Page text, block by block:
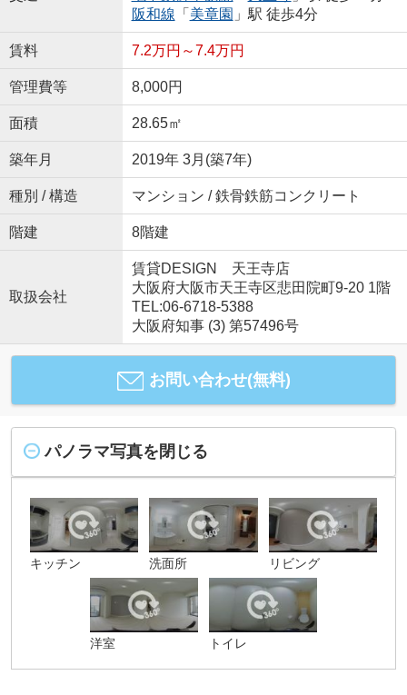
阪和線 「 美章園 」駅 徒歩4分
賃料 7.2万円～7.4万円
管理費等 8,000円
面積 28.65㎡
築年月 2019年 3月(築7年)
種別 / 構造 マンション / 鉄骨鉄筋コンクリート
階建 8階建
取扱会社
賃貸DESIGN 天王寺店
大阪府大阪市天王寺区悲田院町9-20 1階
TEL:06-6718-5388
大阪府知事 (3) 第57496号
お問い合わせ(無料)
パノラマ写真を閉じる
キッチン 洗面所 リビング
洋室 トイレ